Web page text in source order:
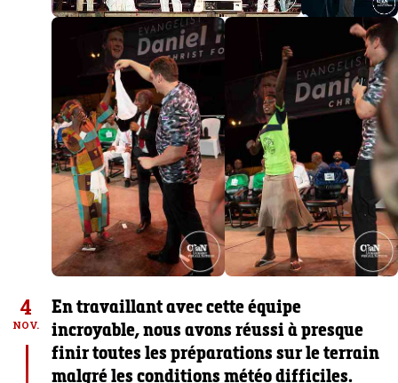
4
NOV.
En travaillant avec cette équipe
incroyable, nous avons réussi à presque
finir toutes les préparations sur le terrain
malgré les conditions météo difficiles.